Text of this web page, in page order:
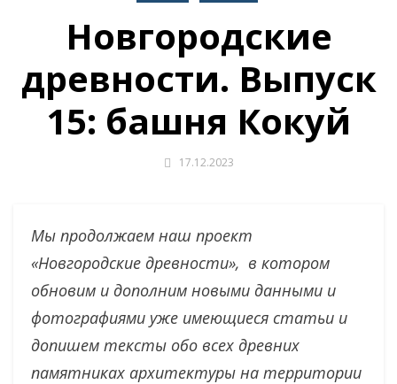
Новгородские
древности. Выпуск
15: башня Кокуй
17.12.2023
Мы продолжаем наш проект
«Новгородские древности», в котором
обновим и дополним новыми данными и
фотографиями уже имеющиеся статьи и
допишем тексты обо всех древних
памятниках архитектуры на территории